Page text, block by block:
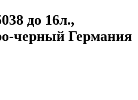
до 16л.,
черный Германия